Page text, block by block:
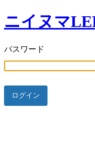
ニイヌマ
パスワード